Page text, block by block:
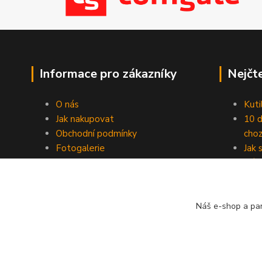
Informace pro zákazníky
O nás
Jak nakupovat
Obchodní podmínky
Fotogalerie
Kontakty
10
Jak
Náš e-shop a